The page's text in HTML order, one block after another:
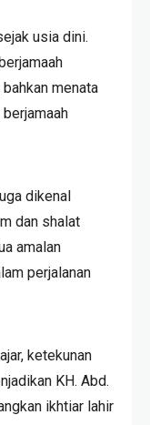
usia dini.
menata
dikenal
dan shalat
amalan
perjalanan
ketekunan
KH. Abd.
ikhtiar lahir